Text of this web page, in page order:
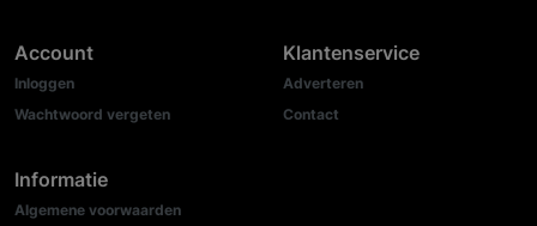
Account
Inloggen
Wachtwoord vergeten
Informatie
Algemene voorwaarden
Klantenservice
Adverteren
Contact